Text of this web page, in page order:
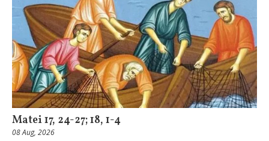
Matei 17, 24-27; 18, 1-4
08 Aug, 2026